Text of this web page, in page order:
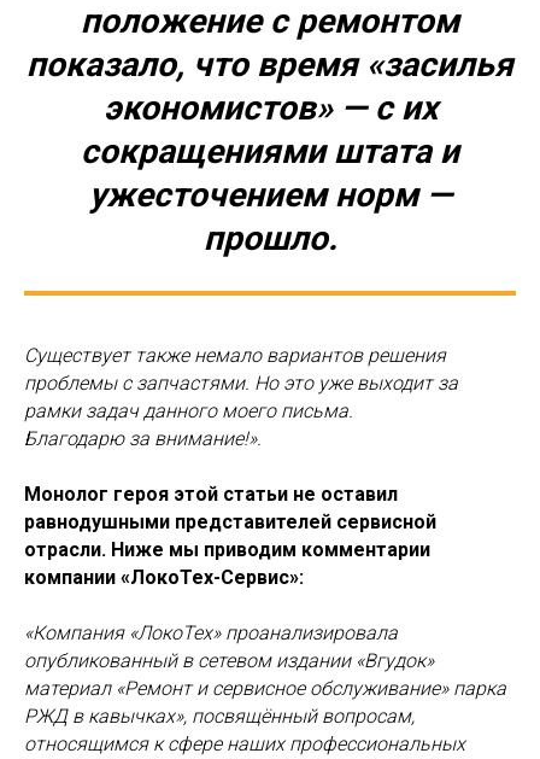
положение с ремонтом
показало, что время «засилья
экономистов» — с их
сокращениями штата и
ужесточением норм —
прошло.
Существует также немало вариантов решения
проблемы с запчастями. Но это уже выходит за
рамки задач данного моего письма.
Благодарю за внимание!».
Монолог героя этой статьи не оставил
равнодушными представителей сервисной
отрасли. Ниже мы приводим комментарии
компании «ЛокоТех-Сервис»:
«Компания «ЛокоТех» проанализировала
опубликованный в сетевом издании «Вгудок»
материал «Ремонт и сервисное обслуживание» парка
РЖД в кавычках», посвящённый вопросам,
относящимся к сфере наших профессиональных